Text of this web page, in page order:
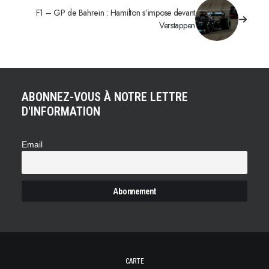
F1 – GP de Bahreïn : Hamilton s’impose devant
Verstappen
ABONNEZ-VOUS À NOTRE LETTRE
D'INFORMATION
Email
CARTE